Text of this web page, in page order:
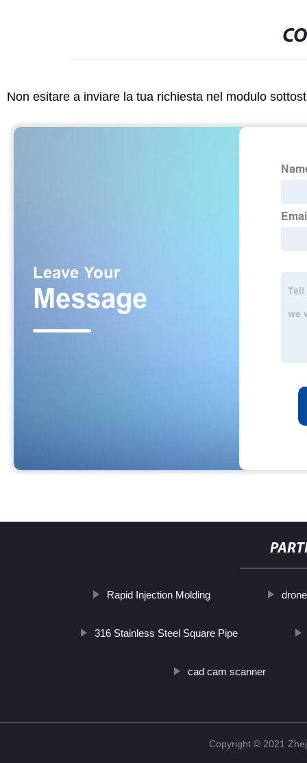
Non esitare a inviare la tua richiesta nel modulo
Rapid Injection Molding
316 Stainless Steel Square Pipe
cad cam scanner
Copyright © 2021